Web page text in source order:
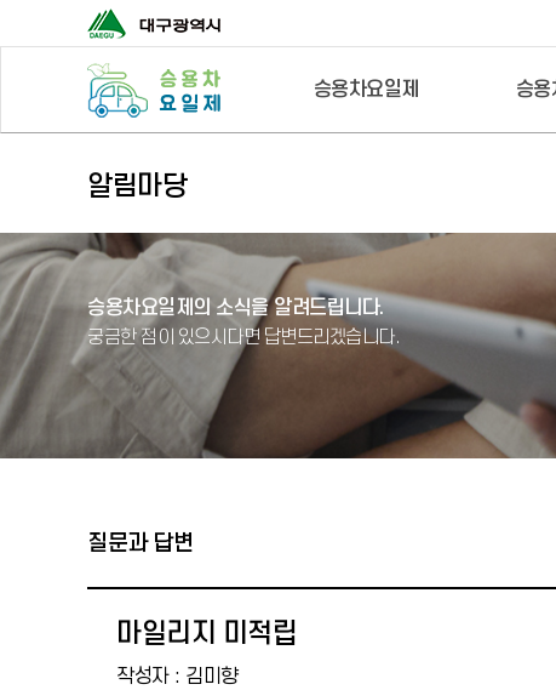
승용차요일제 승용
알림마당
승용차요일제의 소식을 알려드립니다.
궁금한 점이 있으시다면 답변드리겠습니다.
질문과 답변
마일리지 미적립
작성자 : 김미향